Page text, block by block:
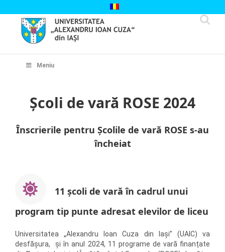
to
content
Meniu
Școli de vară ROSE 2024
Înscrierile pentru Școlile de vară ROSE s-au
încheiat
11școli de vară în cadrul unui
program tip punte adresat elevilor de liceu
Universitatea „Alexandru Ioan Cuza din Iași” (UAIC) va
desfășura, și în anul 2024, 11 programe de vară finanțate